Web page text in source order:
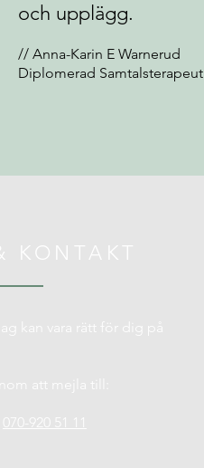
och upplägg.
// Anna-Karin E Warnerud
Diplomerad Samtalsterapeut
KONTAKT
kan vara rätt för dig på
att mejla till:
070-920 51 11